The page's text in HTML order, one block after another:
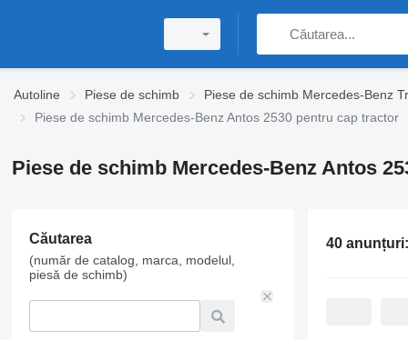
Autoline Piese de schimb Piese de schimb Mercedes-Benz
Piese de schimb Mercedes-Benz Antos 2530 pentru cap tractor
Piese de schimb Mercedes-Benz Antos
Căutarea
(număr de catalog, marca, modelul,
piesă de schimb)
40 anunțuri: